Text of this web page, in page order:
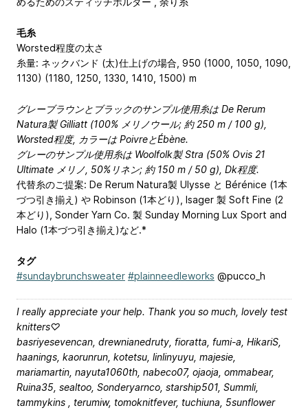
毛糸
Worsted程度の太さ
糸量: ネックバンド (太)仕上げの場合, 950 (1000, 1050, 1090,
1130) (1180, 1250, 1330, 1410, 1500) m
グレーブラウンとブラックのサンプル使用糸は De Rerum
Natura製 Gilliatt (100% メリノウール; 約 250 m / 100 g),
Worsted程度, カラーは PoivreとÉbène.
グレーのサンプル使用糸は Woolfolk製 Stra (50% Ovis 21
Ultimate メリノ, 50%リネン; 約 150 m / 50 g), Dk程度.
代替糸のご提案: De Rerum Natura製 Ulysse と Bérénice (1本
づつ引き揃え) や Robinson (1本どり), Isager 製 Soft Fine (2
本どり), Sonder Yarn Co. 製 Sunday Morning Lux Sport and
Halo (1本づつ引き揃え)など.*
タグ
#sundaybrunchsweater #plainneedleworks @pucco_h
I really appreciate your help. Thank you so much, lovely test
knitters♡
basriyesevencan, drewnianedruty, fioratta, fumi-a, HikariS,
haanings, kaorunrun, kotetsu, linlinyuyu, majesie,
mariamartin, nayuta1060th, nabeco07, ojaoja, ommabear,
Ruina35, sealtoo, Sonderyarnco, starship501, Summli,
tammykins , terumiw, tomoknitfever, tuchiuna, 5sunflower